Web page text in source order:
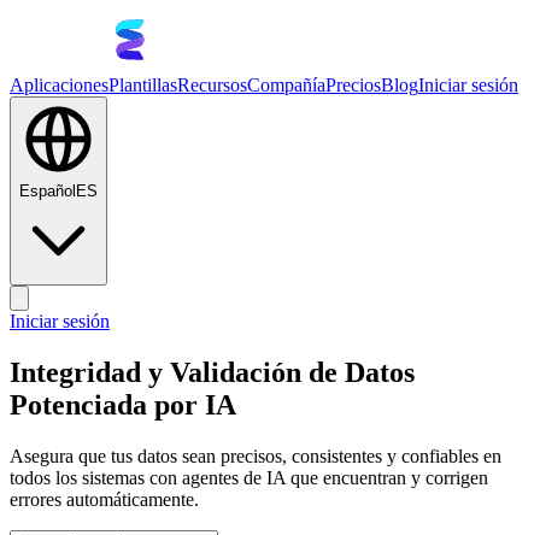
AplicacionesPlantillasRecursosCompañíaPreciosBlogIniciar sesión
Español ES
Iniciar sesión
Integridad y Validación de Datos
Potenciada por IA
Asegura que tus datos sean precisos, consistentes y confiables en
todos los sistemas con agentes de IA que encuentran y corrigen
errores automáticamente.